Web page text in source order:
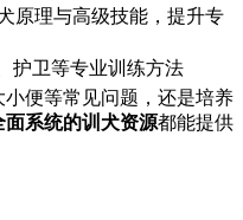
理与高级技能，提升专
卫等专业训练方法
便等常见问题，还是培养
面系统的训犬资源都能提供